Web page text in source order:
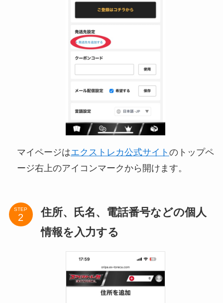
マイページはエクストレカ公式サイト のトップペ
ージ右上のアイコンマークから開けます。
STEP
住所、氏名、電話番号などの個人
情報を入力する